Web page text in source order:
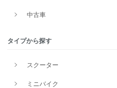
中古車
タイプから探す
スクーター
ミニバイク